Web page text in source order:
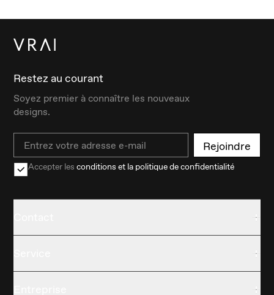
Restez au courant
Soyez premier à connaître les nouveaux
designs.
Email Rejoindre
Accepter lesconditions et la politique de confidentialité